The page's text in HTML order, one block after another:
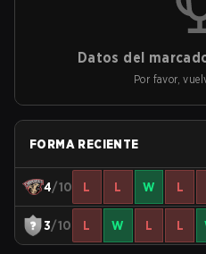
Datos del
Por favor,
FORMA RECIENTE
4/10 L L W L
3/10 L W L L